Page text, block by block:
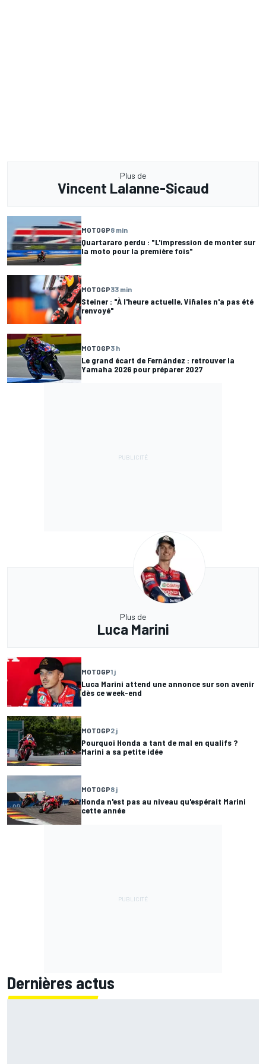
Plus de
Vincent Lalanne-Sicaud
MOTOGP8 min
Quartararo perdu : "L'impression de monter sur
la moto pour la première fois"
MOTOGP33 min
Steiner : "À l'heure actuelle, Viñales n'a pas été
renvoyé"
MOTOGP3 h
Le grand écart de Fernández : retrouver la
Yamaha 2026 pour préparer 2027
Plus de
Luca Marini
MOTOGP1 j
Luca Marini attend une annonce sur son avenir
dès ce week-end
MOTOGP2 j
Pourquoi Honda a tant de mal en qualifs ?
Marini a sa petite idée
MOTOGP8 j
Honda n'est pas au niveau qu'espérait Marini
cette année
Dernières actus